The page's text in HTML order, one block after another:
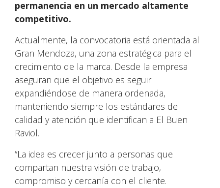
permanencia en un mercado altamente
competitivo.
Actualmente, la convocatoria está orientada al
Gran Mendoza, una zona estratégica para el
crecimiento de la marca. Desde la empresa
aseguran que el objetivo es seguir
expandiéndose de manera ordenada,
manteniendo siempre los estándares de
calidad y atención que identifican a El Buen
Raviol.
“La idea es crecer junto a personas que
compartan nuestra visión de trabajo,
compromiso y cercanía con el cliente.